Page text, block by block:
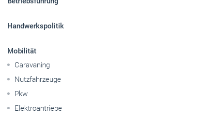
Handwerkspolitik
Mobilität
Caravaning
Nutzfahrzeuge
Pkw
Elektroantriebe